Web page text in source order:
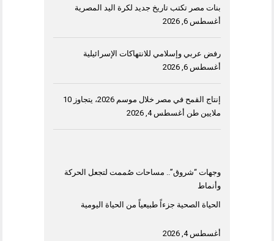
بنات مصر تكتب تاريخ جديد لكرة اليد المصرية
أغسطس 6, 2026
رفض عربي وإسلامي للانتهاكات الإسرائيلية
أغسطس 6, 2026
إنتاج القمح في مصر خلال موسم 2026، يتجاوز 10
ملايين طن أغسطس 4, 2026
وجهات “شروق”.. مساحات صُممت لتجعل الحركة
وأنماط
الحياة الصحية جزءاً طبيعياً من الحياة اليومية
أغسطس 4, 2026